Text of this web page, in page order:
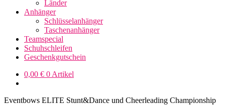
Länder
Anhänger
Schlüsselanhänger
Taschenanhänger
Teamspecial
Schuhschleifen
Geschenkgutschein
0,00 € 0 Artikel
Eventbows ELITE Stunt&Dance und Cheerleading Championship